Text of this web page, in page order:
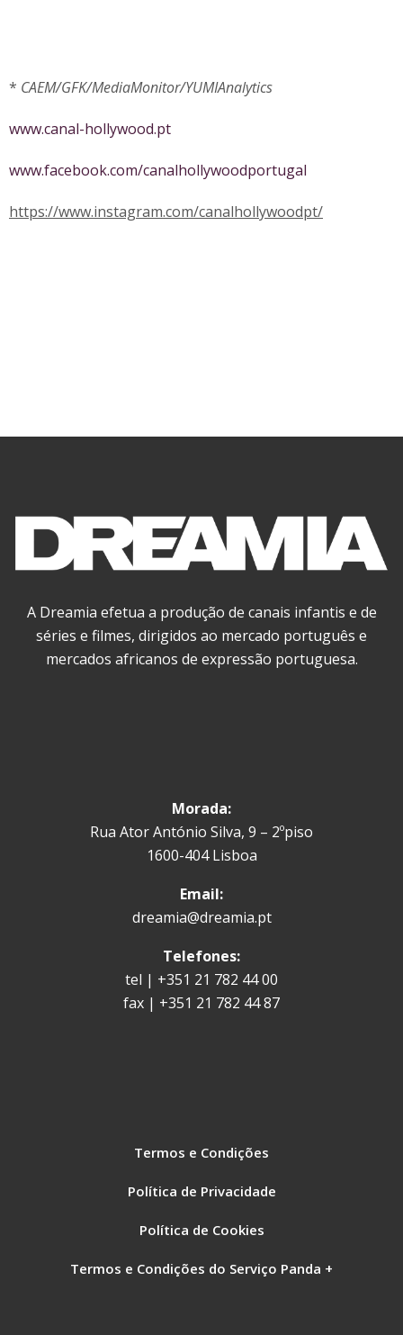
* CAEM/GFK/MediaMonitor/YUMIAnalytics
www.canal-hollywood.pt
www.facebook.com/canalhollywoodportugal
https://www.instagram.com/canalhollywoodpt/
A Dreamia efetua a produção de canais infantis e de
séries e filmes, dirigidos ao mercado português e
mercados africanos de expressão portuguesa.
Morada:
Rua Ator António Silva, 9 – 2ºpiso
1600-404 Lisboa
Email:
dreamia@dreamia.pt
Telefones:
tel | +351 21 782 44 00
fax | +351 21 782 44 87
Termos e Condições
Política de Privacidade
Política de Cookies
Termos e Condições do Serviço Panda +